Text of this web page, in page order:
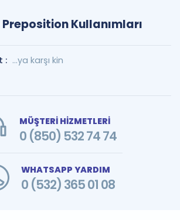
Kullanımları
: ...ya karşı kin
MÜŞTERİ HİZMETLERİ
0 (850) 532 74 74
WHATSAPP YARDIM
0 (532) 365 01 08